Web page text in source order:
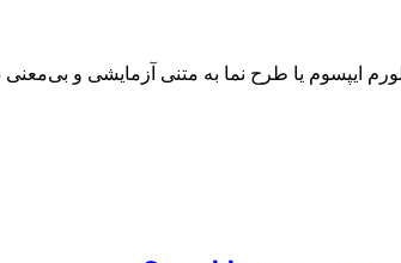
ایپسوم یا طرح‌ نما به متنی آزمایشی و